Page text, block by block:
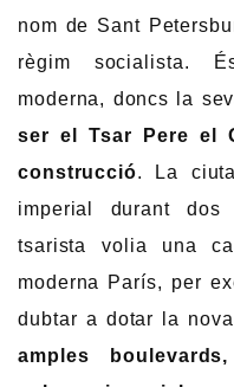
nom de Sant
règim socialista.
moderna, doncs la
ser el Tsar Pere el
construcció. La
imperial durant dos
tsarista volia una
moderna París, per
dubtar a dotar la
amples